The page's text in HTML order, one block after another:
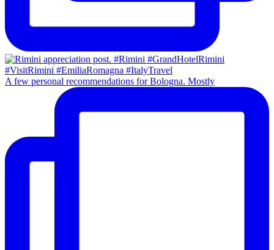
A few personal recommendations for Bologna. Mostly